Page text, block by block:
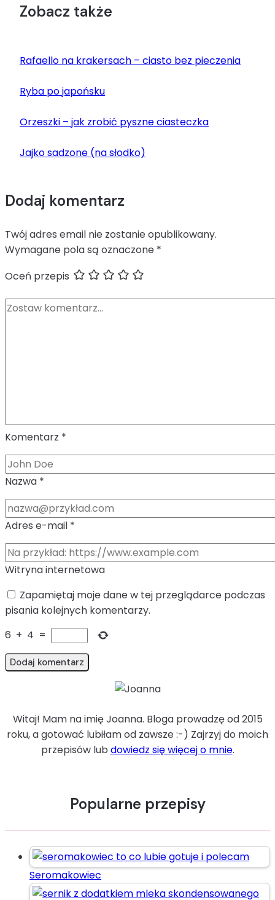
Zobacz także
Rafaello na krakersach – ciasto bez pieczenia
Ryba po japońsku
Orzeszki – jak zrobić pyszne ciasteczka
Jajko sadzone (na słodko)
Dodaj komentarz
Twój adres email nie zostanie opublikowany.
Wymagane pola są oznaczone *
Oceń przepis
Komentarz *
Nazwa *
Adres e-mail *
Witryna internetowa
Zapamiętaj moje dane w tej przeglądarce podczas
pisania kolejnych komentarzy.
6 + 4 =
Witaj! Mam na imię Joanna. Bloga prowadzę od 2015
roku, a gotować lubiłam od zawsze :-) Zajrzyj do moich
przepisów lub dowiedz się więcej o mnie.
Popularne przepisy
Seromakowiec